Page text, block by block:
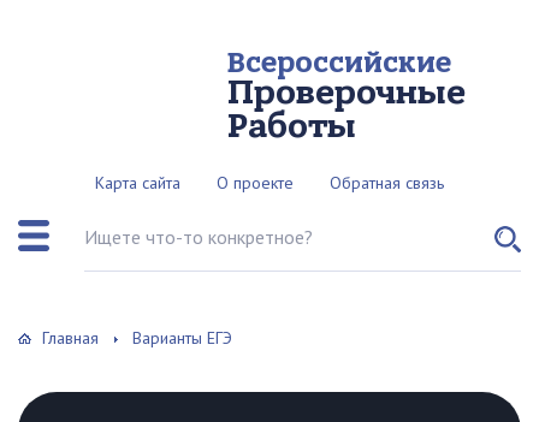
Всероссийские
Проверочные
Работы
Карта сайта О проекте Обратная связь
Поиск по сайту
Главная Варианты ЕГЭ